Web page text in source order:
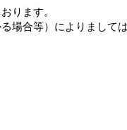
ります。
場合等）によりまして